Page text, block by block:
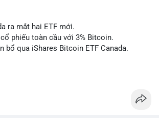
ra mắt hai ETF mới.
phiếu toàn cầu với 3% Bitcoin.
bổ qua iShares Bitcoin ETF Canada.